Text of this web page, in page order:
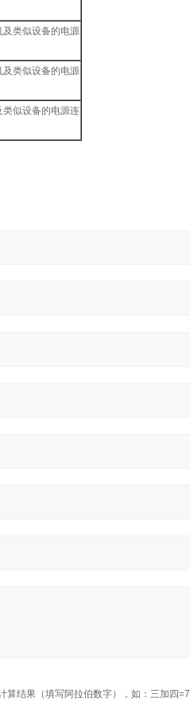
及类似设备的电源
及类似设备的电源
类似设备的电源连
算结果（填写阿拉伯数字），如：三加四=7